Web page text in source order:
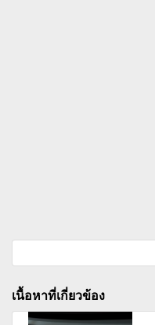
เนื้อหาที่เกี่ยวข้อง